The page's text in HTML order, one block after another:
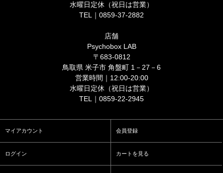
水曜日定休（祝日は営業）
TEL｜0859-37-2882
店舗
Psychobox LAB
〒683-0812
鳥取県 米子市 角盤町 1－27－6
営業時間｜12:00-20:00
水曜日定休（祝日は営業）
TEL｜0859-22-2945
マイアカウント 会員登録
ログイン カートを見る